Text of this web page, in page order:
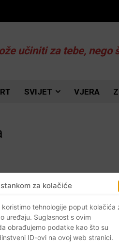
za kolačiće
tehnologije poput kolačića
uređaju. Suglasnost s ovim
obrađujemo podatke kao što su
ID-ovi na ovoj web stranici.
učiniti za tebe, nego
SVIJET VJERA